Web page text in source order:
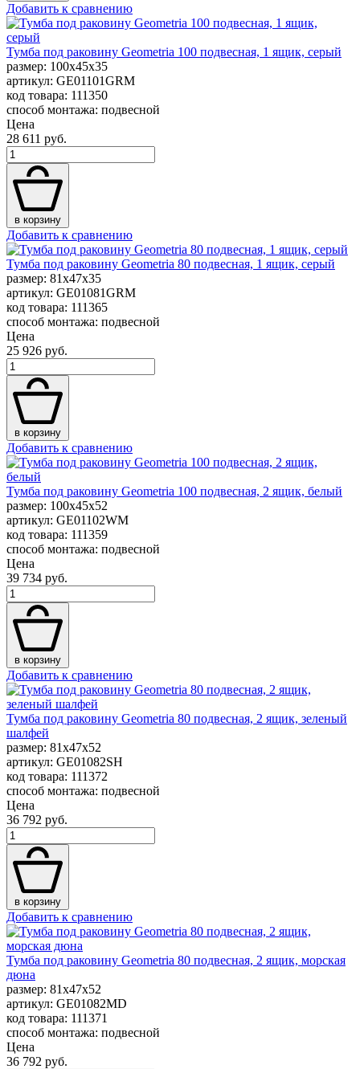
Добавить к сравнению
Тумба под раковину Geometria 100 подвесная, 1 ящик, серый
размер: 100x45x35
артикул: GE01101GRM
код товара: 111350
способ монтажа: подвесной
Цена
28 611 руб.
в корзину
Добавить к сравнению
Тумба под раковину Geometria 80 подвесная, 1 ящик, серый
размер: 81x47x35
артикул: GE01081GRM
код товара: 111365
способ монтажа: подвесной
Цена
25 926 руб.
в корзину
Добавить к сравнению
Тумба под раковину Geometria 100 подвесная, 2 ящик, белый
размер: 100x45x52
артикул: GE01102WM
код товара: 111359
способ монтажа: подвесной
Цена
39 734 руб.
в корзину
Добавить к сравнению
Тумба под раковину Geometria 80 подвесная, 2 ящик, зеленый
шалфей
размер: 81x47x52
артикул: GE01082SH
код товара: 111372
способ монтажа: подвесной
Цена
36 792 руб.
в корзину
Добавить к сравнению
Тумба под раковину Geometria 80 подвесная, 2 ящик, морская
дюна
размер: 81x47x52
артикул: GE01082MD
код товара: 111371
способ монтажа: подвесной
Цена
36 792 руб.